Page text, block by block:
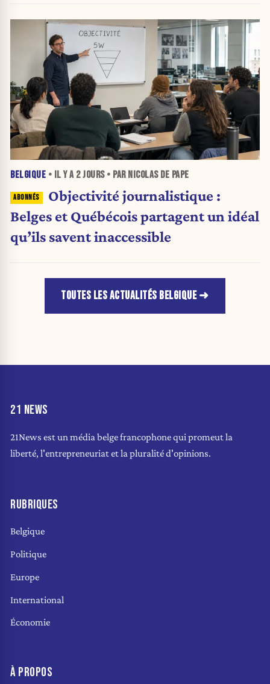
BELGIQUE • IL Y A 2 JOURS• PAR NICOLAS DE PAPE
Objectivité journalistique :
Belges et Québécois partagent un idéal
qu’ils savent inaccessible
TOUTES LES ACTUALITÉS BELGIQUE
21 NEWS
21News est un média belge francophone qui promeut la
liberté, l'entrepreneuriat et la pluralité d'opinions.
RUBRIQUES
Belgique
Politique
Europe
International
Économie
À PROPOS